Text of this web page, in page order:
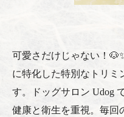
可愛さだけじゃない！
に特化した特別なトリミ
す。ドッグサロン Udog
健康と衛生を重視。毎回